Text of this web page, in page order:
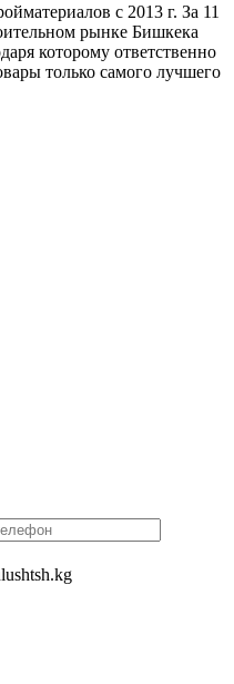
с 2013 г. За 11
рынке Бишкека
которому ответственно
только самого лучшего